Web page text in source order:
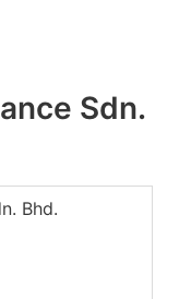
Sdn.
Bhd.